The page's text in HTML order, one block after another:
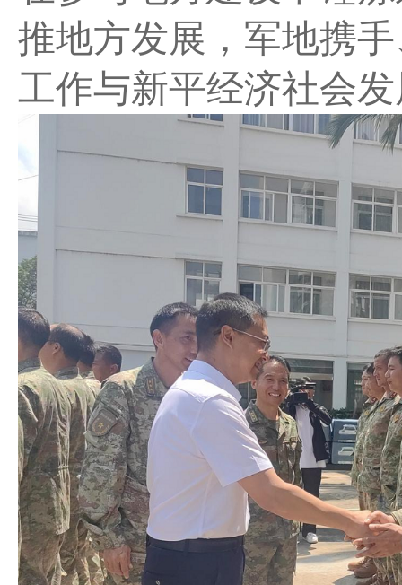
推地方发展，军地携
工作与新平经济社会